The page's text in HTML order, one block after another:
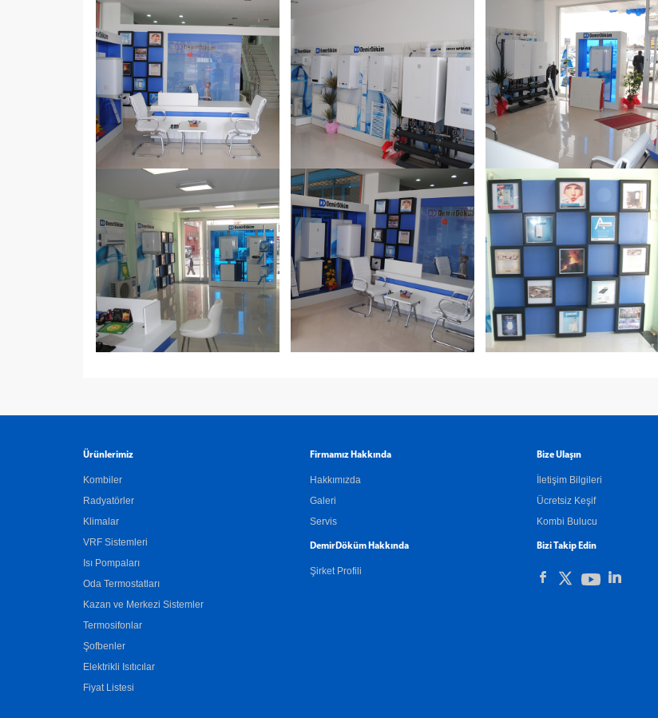
Ürünlerimiz
Kombiler
Radyatörler
Klimalar
VRF Sistemleri
Isı Pompaları
Oda Termostatları
Kazan ve Merkezi Sistemler
Termosifonlar
Şofbenler
Elektrikli Isıtıcılar
Fiyat Listesi
Firmamız Hakkında
Hakkımızda
Galeri
Servis
DemirDöküm Hakkında
Şirket Profili
Bize Ulaşın
İletişim Bilgileri
Ücretsiz Keşif
Kombi Bulucu
Bizi Takip Edin